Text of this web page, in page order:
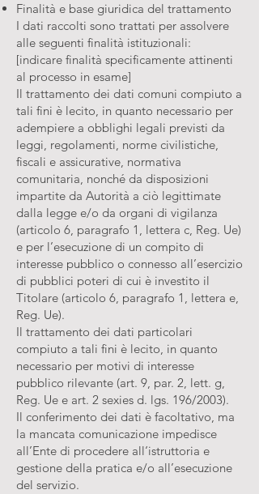
Finalità e base giuridica del trattamento
I dati raccolti sono trattati per assolvere
alle seguenti finalità istituzionali:
[indicare finalità specificamente attinenti
al processo in esame]
Il trattamento dei dati comuni compiuto a
tali fini è lecito, in quanto necessario per
adempiere a obblighi legali previsti da
leggi, regolamenti, norme civilistiche,
fiscali e assicurative, normativa
comunitaria, nonché da disposizioni
impartite da Autorità a ciò legittimate
dalla legge e/o da organi di vigilanza
(articolo 6, paragrafo 1, lettera c, Reg. Ue)
e per l’esecuzione di un compito di
interesse pubblico o connesso all’esercizio
di pubblici poteri di cui è investito il
Titolare (articolo 6, paragrafo 1, lettera e,
Reg. Ue).
Il trattamento dei dati particolari
compiuto a tali fini è lecito, in quanto
necessario per motivi di interesse
pubblico rilevante (art. 9, par. 2, lett. g,
Reg. Ue e art. 2 sexies d. lgs. 196/2003).
Il conferimento dei dati è facoltativo, ma
la mancata comunicazione impedisce
all’Ente di procedere all‘istruttoria e
gestione della pratica e/o all’esecuzione
del servizio.